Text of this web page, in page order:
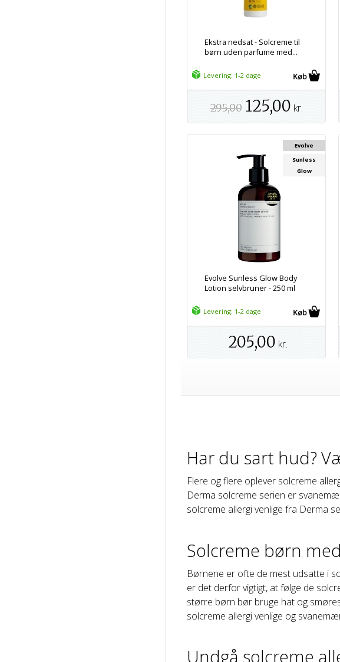
Ekstra nedsat - Solcreme til
børn uden parfume med...
Levering: 1-2 dage
295,00 125,00 kr.
Evolve Sunless Glow Body
Lotion selvbruner - 250 ml
Evolve
Sunless
Glow
Levering: 1-2 dage
205,00 kr.
Har du sart hud?
Flere og flere oplever solcreme
Derma solcreme serien er
solcreme allergi venlige fra Derma
Solcreme børn
Børnene er ofte de mest udsatte i
er det derfor vigtigt, at følge de
større børn bør bruge hat og
solcreme allergi venlige og
Undgå solcreme